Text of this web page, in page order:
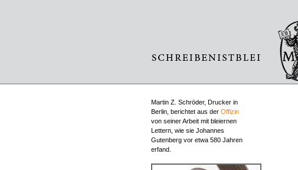
Martin Z. Schröder, Drucker in
Berlin, berichtet aus der Offizin
von seiner Arbeit mit bleiernen
Lettern, wie sie Johannes
Gutenberg vor etwa 580 Jahren
erfand.